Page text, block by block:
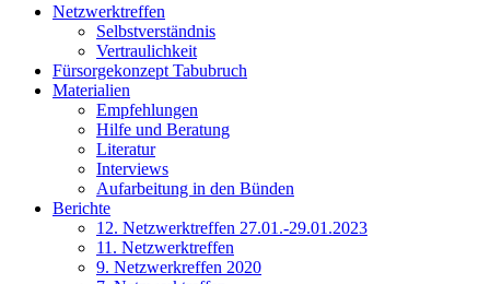
Netzwerktreffen
Selbstverständnis
Vertraulichkeit
Fürsorgekonzept Tabubruch
Materialien
Empfehlungen
Hilfe und Beratung
Literatur
Interviews
Aufarbeitung in den Bünden
Berichte
12. Netzwerktreffen 27.01.-29.01.2023
11. Netzwerktreffen
9. Netzwerkreffen 2020